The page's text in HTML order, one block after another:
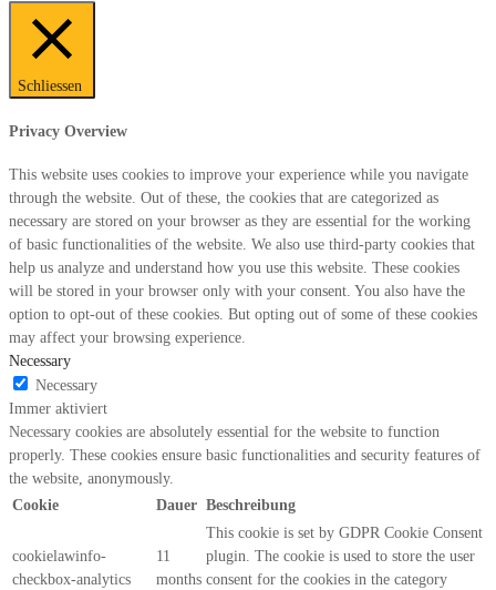
Schliessen
Privacy Overview
This website uses cookies to improve your experience while you navigate
through the website. Out of these, the cookies that are categorized as
necessary are stored on your browser as they are essential for the working
of basic functionalities of the website. We also use third-party cookies that
help us analyze and understand how you use this website. These cookies
will be stored in your browser only with your consent. You also have the
option to opt-out of these cookies. But opting out of some of these cookies
may affect your browsing experience.
Necessary
Necessary
Immer aktiviert
Necessary cookies are absolutely essential for the website to function
properly. These cookies ensure basic functionalities and security features of
the website, anonymously.
Cookie
Dauer Beschreibung
cookielawinfo-
checkbox-analytics
11
months
This cookie is set by GDPR Cookie Consent
plugin. The cookie is used to store the user
consent for the cookies in the category